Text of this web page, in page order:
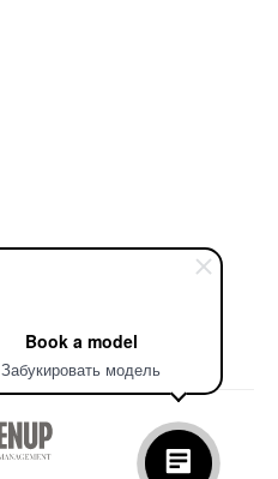
Book a model
Забукировать модель